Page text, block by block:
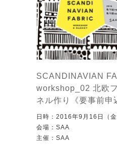
SCANDINAVIAN
workshop_02 北欧
ネル作り《要事前申
日時：2016年9月16日（
会場：SAA
主催：SAA